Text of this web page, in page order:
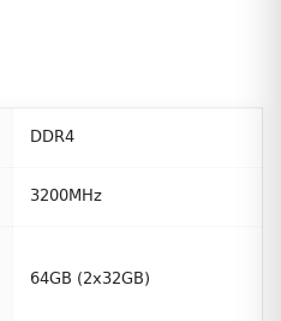
DDR4
3200MHz
64GB (2x32GB)